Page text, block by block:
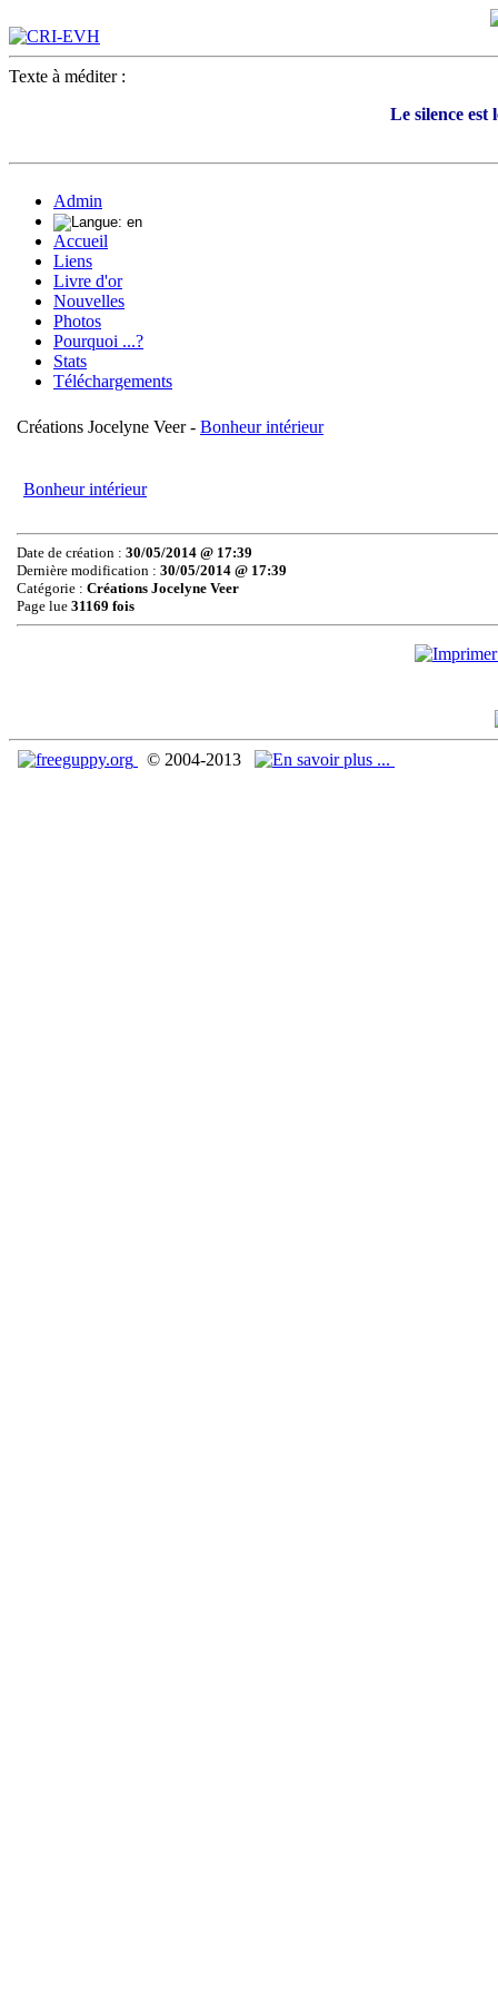
Texte à méditer :
Le silence est
Admin
Accueil
Liens
Livre d'or
Nouvelles
Photos
Pourquoi ...?
Stats
Téléchargements
Créations Jocelyne Veer - Bonheur intérieur
Bonheur intérieur
Date de création : 30/05/2014 @ 17:39
Dernière modification : 30/05/2014 @ 17:39
Catégorie : Créations Jocelyne Veer
Page lue 31169 fois
© 2004-2013